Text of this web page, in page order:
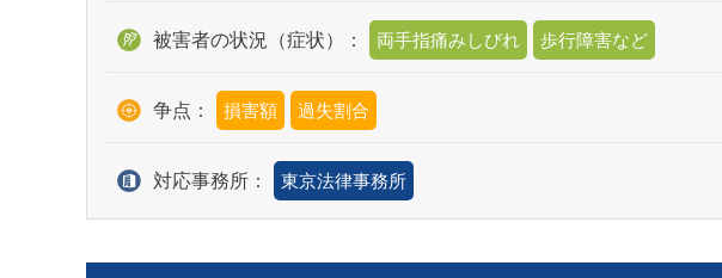
被害者の状況（症状）： 両手指痛みしびれ 歩行障害など
争点： 損害額 過失割合
対応事務所： 東京法律事務所